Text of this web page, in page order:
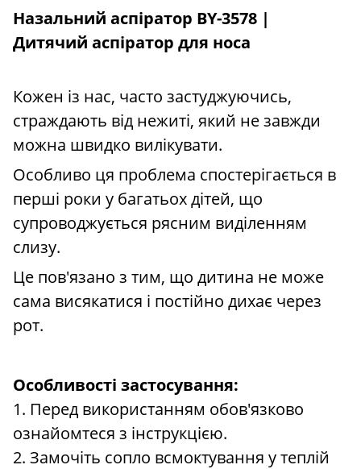
Назальний аспіратор BY-3578 |
Дитячий аспіратор для носа
Кожен із нас, часто застуджуючись,
страждають від нежиті, який не завжди
можна швидко вилікувати.
Особливо ця проблема спостерігається в
перші роки у багатьох дітей, що
супроводжується рясним виділенням
слизу.
Це пов'язано з тим, що дитина не може
сама висякатися і постійно дихає через
рот.
Особливості застосування:
1. Перед використанням обов'язково
ознайомтеся з інструкцією.
2. Замочіть сопло всмоктування у теплій